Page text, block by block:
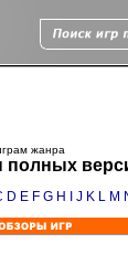
жанра
D E F G H J K L M